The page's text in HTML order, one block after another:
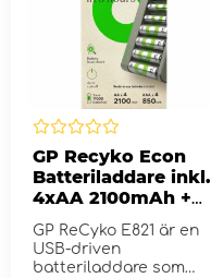
GP Recyko Econ
Batteriladdare inkl.
4xAA 2100mAh +
4xAAA 850mAh
GP ReCyko E821 är en
USB-driven
batteriladdare som